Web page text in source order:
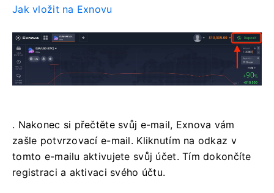
Jak vložit na Exnovu
. Nakonec si přečtěte svůj e-mail, Exnova vám
zašle potvrzovací e-mail. Kliknutím na odkaz v
tomto e-mailu aktivujete svůj účet. Tím dokončíte
registraci a aktivaci svého účtu.